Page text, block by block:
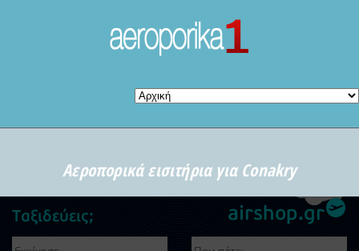
Αεροπορικά εισιτήρια για Conakry